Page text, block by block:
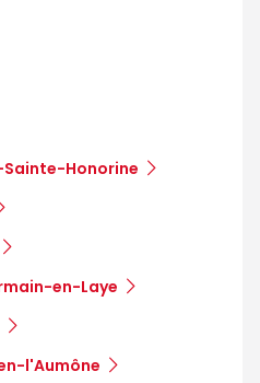
Sainte-Honorine
en-Laye
l'Aumône